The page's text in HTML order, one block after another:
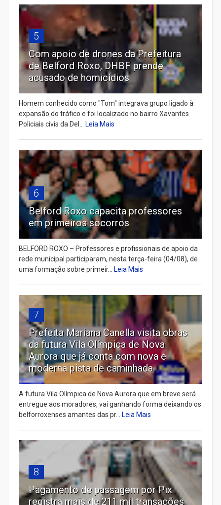
5
Com apoio de drones da Prefeitura
de Belford Roxo, DHBF prende
acusado de homicídios
Homem conhecido como "Tom" integrava grupo ligado à
expansão do tráfico e foi localizado no bairro Xavantes
Policiais civis da Del...
Leia Mais
6
Belford Roxo capacita professores
em primeiros socorros
BELFORD ROXO – Professores e profissionais de apoio da
rede municipal participaram, nesta terça-feira (04/08), de
uma formação sobre primeir...
Leia Mais
7
Prefeita Mariana Canella visita obras
da futura Vila Olímpica de Nova
Aurora que já conta com nova e
moderna pista de caminhada
A futura Vila Olímpica de Nova Aurora que em breve será
entregue aos moradores, vai ganhando forma deixando os
belforroxenses amantes das pr...
Leia Mais
8
Pagamento de passagem por Pix
registra mais de 211 mil transações